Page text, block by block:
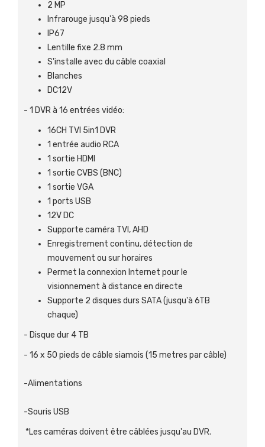
2 MP
Infrarouge jusqu'à 98 pieds
IP67
Lentille fixe 2.8 mm
S'installe avec du câble coaxial
Blanches
DC12V
- 1 DVR à 16 entrées vidéo:
16CH TVI 5in1 DVR
1 entrée audio RCA
1 sortie HDMI
1 sortie CVBS (BNC)
1 sortie VGA
1 ports USB
12V DC
Supporte caméra TVI, AHD
Enregistrement continu, détection de
mouvement ou sur horaires
Permet la connexion Internet pour le
visionnement à distance en directe
Supporte 2 disques durs SATA (jusqu'à 6TB
chaque)
- Disque dur 4 TB
- 16 x 50 pieds de câble siamois (15 metres par câble)
-Alimentations
-Souris USB
*Les caméras doivent être câblées jusqu'au DVR.